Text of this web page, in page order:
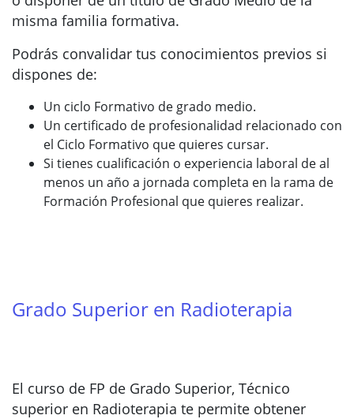
misma familia formativa.
Podrás convalidar tus conocimientos previos si
dispones de:
Un ciclo Formativo de grado medio.
Un certificado de profesionalidad relacionado con
el Ciclo Formativo que quieres cursar.
Si tienes cualificación o experiencia laboral de al
menos un año a jornada completa en la rama de
Formación Profesional que quieres realizar.
Grado Superior en Radioterapia
El curso de FP de Grado Superior, Técnico
superior en Radioterapia te permite obtener